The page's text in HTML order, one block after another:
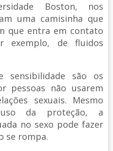
Boston, nos
uma camisinha que
que entra em contato
exemplo, de fluidos
são os
pessoas não usarem
sexuais. Mesmo
da proteção, a
no sexo pode fazer
se rompa.